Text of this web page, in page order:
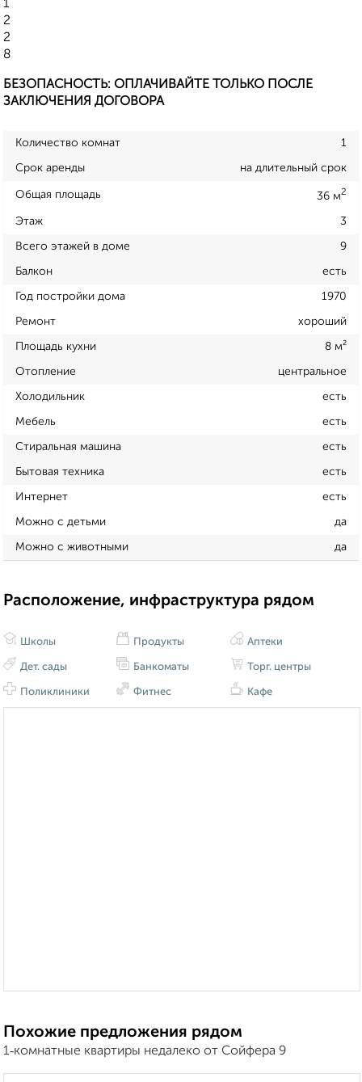
1
2
2
8
БЕЗОПАСНОСТЬ: ОПЛАЧИВАЙТЕ ТОЛЬКО ПОСЛЕ
ЗАКЛЮЧЕНИЯ ДОГОВОРА
Количество комнат 1
Срок аренды на длительный срок
Общая площадь 36 м2
Этаж 3
Всего этажей в доме 9
Балкон есть
Год постройки дома 1970
Ремонт хороший
Площадь кухни 8 м²
Отопление центральное
Холодильник есть
Мебель есть
Стиральная машина есть
Бытовая техника есть
Интернет есть
Можно с детьми да
Можно с животными да
Расположение, инфраструктура рядом
Школы
Дет. сады
Поликлиники
Продукты
Банкоматы
Фитнес
Аптеки
Торг. центры
Кафе
Похожие предложения рядом
1‑комнатные квартиры недалеко от Сойфера 9